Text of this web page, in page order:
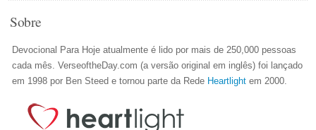
Sobre
Devocional Para Hoje atualmente é lido por mais de 250,000 pessoas
cada mês. VerseoftheDay.com (a versão original em inglês) foi lançado
em 1998 por Ben Steed e tornou parte da Rede Heartlight em 2000.